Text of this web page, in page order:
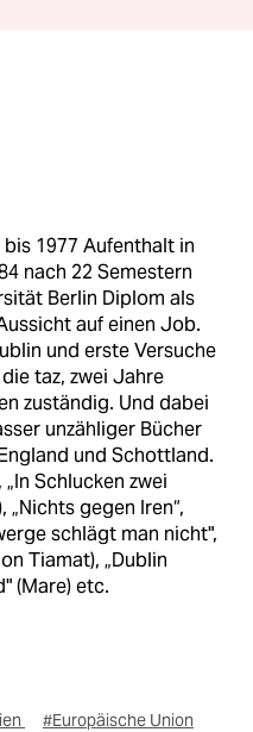
1977 Aufenthalt in
nach 22 Semestern
Berlin Diplom als
auf einen Job.
und erste Versuche
taz, zwei Jahre
zuständig. Und dabei
unzähliger Bücher
und Schottland.
„In Schlucken zwei
„Nichts gegen Iren“,
schlägt man nicht",
Tiamat), „Dublin
(Mare) etc.
#Europäische Union